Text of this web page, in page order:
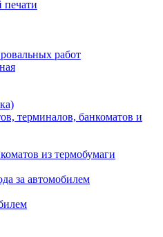
печати
работ
терминалов, банкоматов и
из термобумаги
за автомобилем